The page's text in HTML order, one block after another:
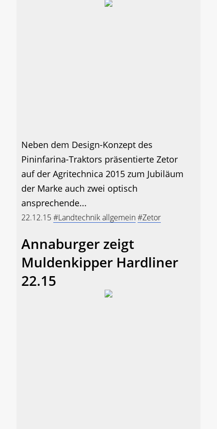
Neben dem Design-Konzept des
Pininfarina-Traktors präsentierte Zetor
auf der Agritechnica 2015 zum Jubiläum
der Marke auch zwei optisch
ansprechende...
22.12.15#Landtechnik allgemein#Zetor
Annaburger zeigt
Muldenkipper Hardliner
22.15